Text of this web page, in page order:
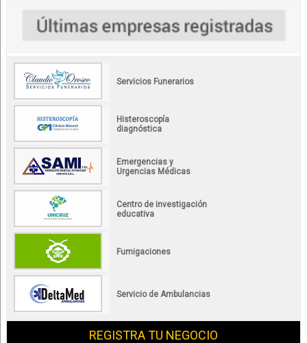
Servicios Funerarios
Histeroscopía
diagnóstica
Emergencias y
Urgencias Médicas
Centro de investigación
educativa
Fumigaciones
Servicio de Ambulancias
REGISTRA TU NEGOCIO